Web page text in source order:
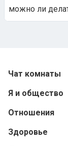
можно ли
Чат комнаты
Я и общество
Отношения
Здоровье